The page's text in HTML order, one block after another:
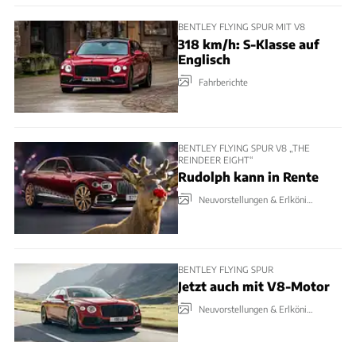
BENTLEY FLYING SPUR MIT V8
318 km/h: S-Klasse auf
Englisch
Fahrberichte
BENTLEY FLYING SPUR V8 „THE
REINDEER EIGHT“
Rudolph kann in Rente
Neuvorstellungen & Erlkönige
BENTLEY FLYING SPUR
Jetzt auch mit V8-Motor
Neuvorstellungen & Erlkönige